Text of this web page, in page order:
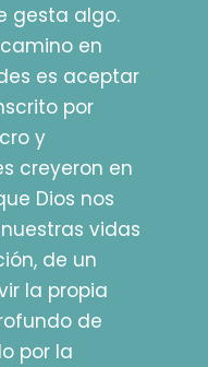
gesta algo.
en
es aceptar
por
y
creyeron en
Dios nos
vidas
de un
la propia
de
por la